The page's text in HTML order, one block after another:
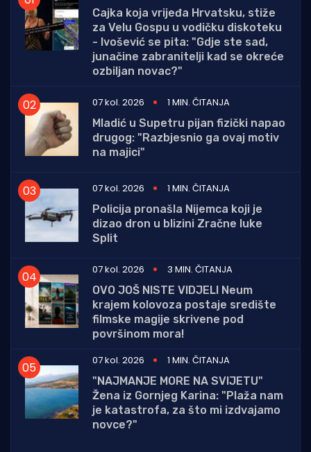
Cajka koja vrijeđa Hrvatsku, stiže
za Velu Gospu u vodičku diskoteku
- Ivošević se pita: "Gdje ste sad,
junačine zabranitelji kad se okreće
ozbiljan novac?"
07 kol. 2026
1 MIN. ČITANJA
Mladić u Supetru pijan fizički napao
drugog: "Razbjesnio ga ovaj motiv
na majici"
07 kol. 2026
1 MIN. ČITANJA
Policija pronašla Nijemca koji je
dizao dron u blizini Zračne luke
Split
07 kol. 2026
3 MIN. ČITANJA
OVO JOŠ NISTE VIDJELI Neum
krajem kolovoza postaje središte
filmske magije skrivene pod
površinom mora!
07 kol. 2026
1 MIN. ČITANJA
"NAJMANJE MORE NA SVIJETU"
Žena iz Gornjeg Karina: "Plaža nam
je katastrofa, za što mi izdvajamo
novce?"